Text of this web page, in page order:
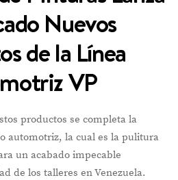
Nuevos
de la Línea
VP
productos se completa la
automotriz, la cual es la pulitura
un acabado impecable
de los talleres en Venezuela.